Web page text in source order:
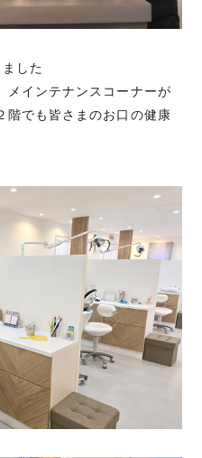
した
メインテナンスコーナーが
階でも皆さまのお口の健康